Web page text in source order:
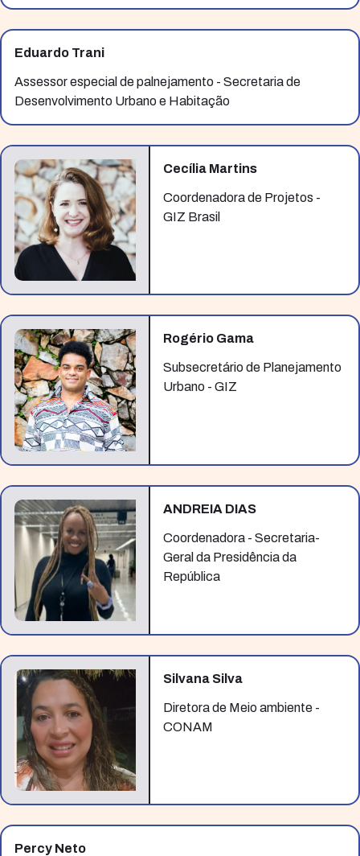
Eduardo Trani
Assessor especial de palnejamento - Secretaria de
Desenvolvimento Urbano e Habitação
Cecília Martins
Coordenadora de Projetos -
GIZ Brasil
Rogério Gama
Subsecretário de Planejamento
Urbano - GIZ
ANDREIA DIAS
Coordenadora - Secretaria-
Geral da Presidência da
República
Silvana Silva
Diretora de Meio ambiente -
CONAM
Percy Neto